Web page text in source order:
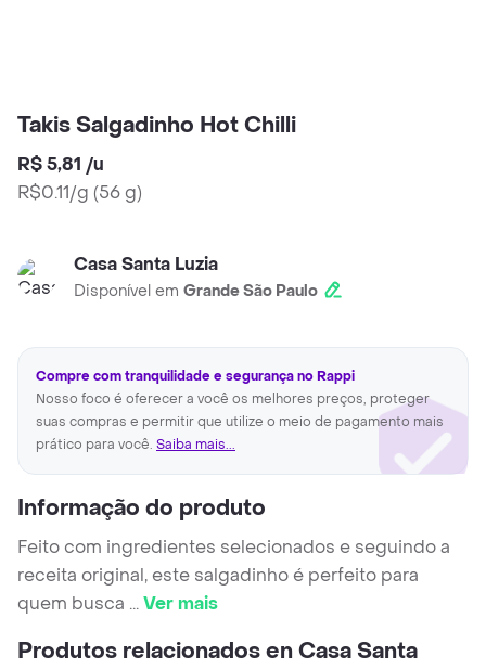
Takis Salgadinho Hot Chilli
R$ 5,81 /u
R$0.11/g (56 g)
Casa Santa Luzia
Disponível em Grande São Paulo
Compre com tranquilidade e segurança no Rappi
Nosso foco é oferecer a você os melhores preços, proteger
suas compras e permitir que utilize o meio de pagamento mais
prático para você. Saiba mais...
Informação do produto
Feito com ingredientes selecionados e seguindo a
receita original, este salgadinho é perfeito para
quem busca ...Ver mais
Produtos relacionados en Casa Santa